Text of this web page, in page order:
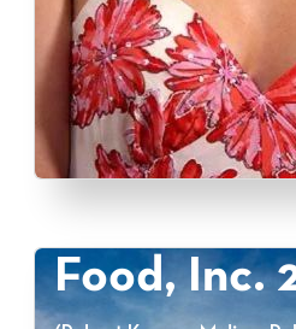
Food, Inc.